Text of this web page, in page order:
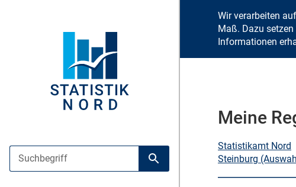
Suche
Suche starten
Wir verarbeiten
Maß. Dazu
Informationen
Meine
Statistikamt Nord
Steinburg